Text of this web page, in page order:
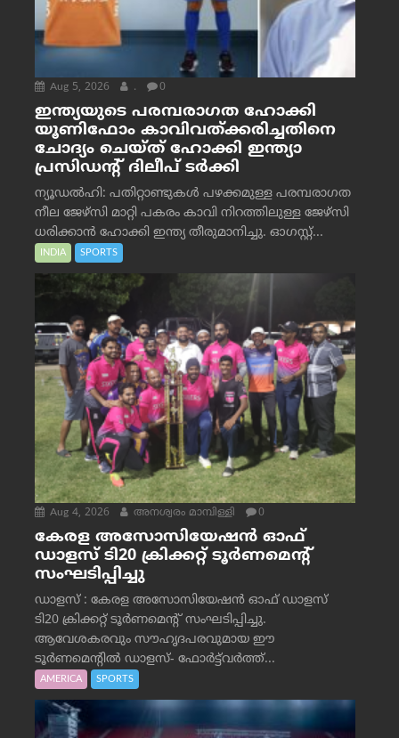
Aug 5, 2026 . 0
ഇന്ത്യയുടെ പരമ്പരാഗത ഹോക്കി
യൂണിഫോം കാവിവത്ക്കരിച്ചതിനെ
ചോദ്യം ചെയ്ത് ഹോക്കി ഇന്ത്യാ
പ്രസിഡന്റ് ദിലീപ് ടര്‍ക്കി
ന്യൂഡൽഹി: പതിറ്റാണ്ടുകൾ പഴക്കമുള്ള പരമ്പരാഗത
നീല ജേഴ്‌സി മാറ്റി പകരം കാവി നിറത്തിലുള്ള ജേഴ്‌സി
ധരിക്കാൻ ഹോക്കി ഇന്ത്യ തീരുമാനിച്ചു. ഓഗസ്റ്റ്...
INDIA SPORTS
Aug 4, 2026 അനശ്വരം മാമ്പിള്ളി 0
കേരള അസോസിയേഷൻ ഓഫ്
ഡാളസ് ടി20 ക്രിക്കറ്റ് ടൂർണമെന്റ്
സംഘടിപ്പിച്ചു
ഡാളസ് : കേരള അസോസിയേഷൻ ഓഫ് ഡാളസ്
ടി20 ക്രിക്കറ്റ് ടൂർണമെന്റ് സംഘടിപ്പിച്ചു.
ആവേശകരവും സൗഹൃദപരവുമായ ഈ
ടൂർണമെന്റിൽ ഡാളസ്- ഫോർട്ട്‌വര്‍ത്ത്...
AMERICA SPORTS